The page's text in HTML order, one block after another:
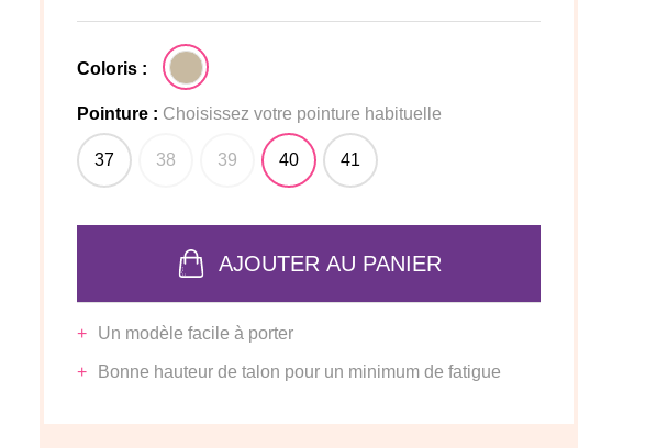
Coloris :
Pointure : Choisissez votre pointure habituelle
37 38 39 40 41
AJOUTER AU PANIER
Un modèle facile à porter
Bonne hauteur de talon pour un minimum de fatigue